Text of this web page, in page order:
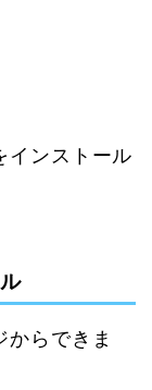
インストール
からできま